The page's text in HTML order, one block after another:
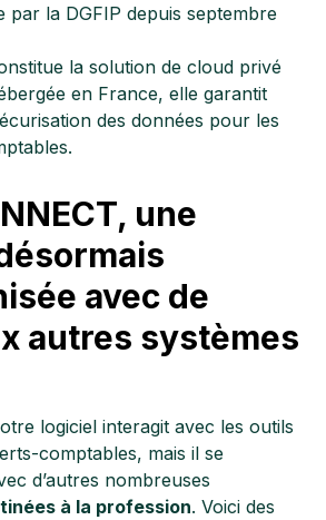
par la DGFIP depuis septembre
la solution de cloud privé
en France, elle garantit
des données pour les
une
avec de
autres systèmes
logiciel interagit avec les outils
comptables, mais il se
d’autres nombreuses
à la profession. Voici des